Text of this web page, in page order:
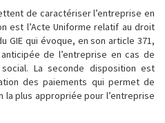
de caractériser l’entreprise en
est l’Acte Uniforme relatif au droit
GIE qui évoque, en son article 371,
de l’entreprise en cas de
La seconde disposition est
des paiements qui permet de
plus appropriée pour l’entreprise